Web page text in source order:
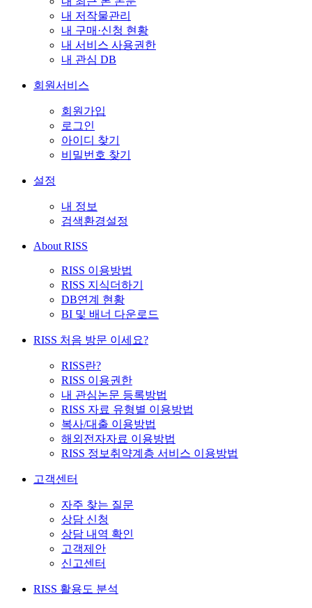
내 저작물관리
내 구매·신청 현황
내 서비스 사용권한
내 관심 DB
회원서비스
회원가입
로그인
아이디 찾기
비밀번호 찾기
설정
내 정보
검색환경설정
About RISS
RISS 이용방법
RISS 지식더하기
DB연계 현황
BI 및 배너 다운로드
RISS 처음 방문 이세요?
RISS란?
RISS 이용권한
내 관심논문 등록방법
RISS 자료 유형별 이용방법
복사/대출 이용방법
해외전자자료 이용방법
RISS 정보취약계층 서비스 이용방법
고객센터
자주 찾는 질문
상담 신청
상담 내역 확인
고객제안
신고센터
RISS 활용도 분석